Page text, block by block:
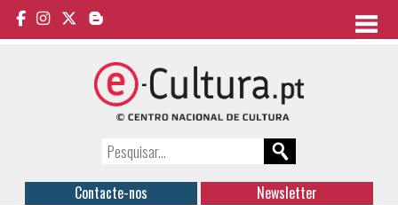
Contacte-nos Newsletter